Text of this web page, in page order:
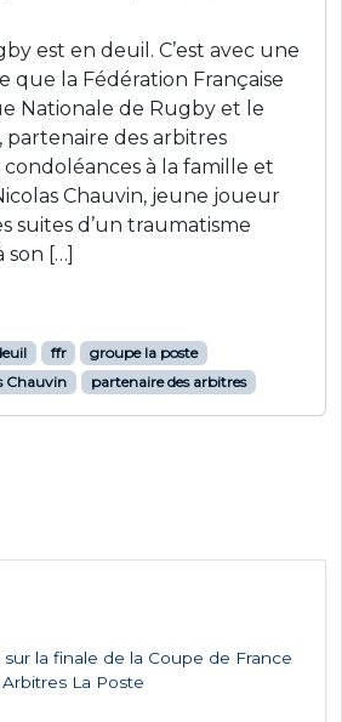
est en deuil. C’est avec une
que la Fédération Française
Nationale de Rugby et le
partenaire des arbitres
à la famille et
Chauvin, jeune joueur
suites d’un traumatisme
son […]
ffr
groupe la poste
Chauvin partenaire des arbitres
sur la finale de la Coupe de France
La Poste